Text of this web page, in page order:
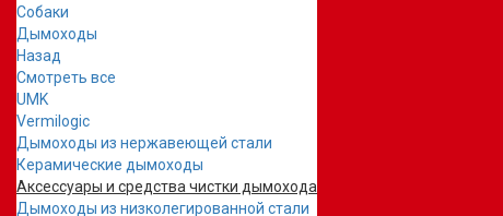
Собаки
Дымоходы
Назад
Смотреть все
UMK
Vermilogic
Дымоходы из нержавеющей стали
Керамические дымоходы
Аксессуары и средства чистки дымохода
Дымоходы из низколегированной стали